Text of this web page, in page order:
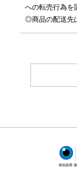
への転売行為を
◎商品の配送先